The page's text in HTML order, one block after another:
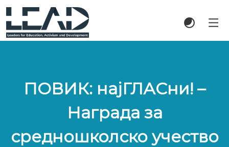
ПОВИК: најГЛАСни! –
Награда за
средношколско учество